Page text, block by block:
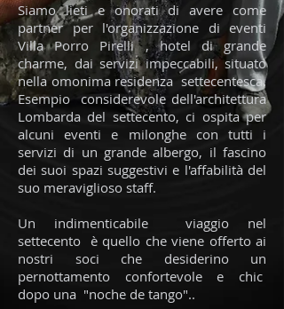
Siamo lieti e onorati di avere come
partner per l'organizzazione di eventi
Villa Porro Pirelli , hotel di grande
charme, dai servizi impeccabili, situato
nella omonima residenza settecentesca.
Esempio considerevole dell'architettura
Lombarda del settecento, ci ospita per
alcuni eventi e milonghe con tutti i
servizi di un grande albergo, il fascino
dei suoi spazi suggestivi e l'affabilità del
suo meraviglioso staff.
Un indimenticabile viaggio nel
settecento è quello che viene offerto ai
nostri soci che desiderino un
pernottamento confortevole e chic
dopo una "noche de tango"..